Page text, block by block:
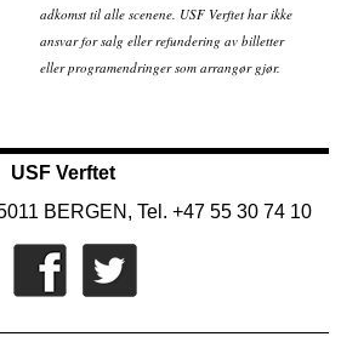
adkomst til alle scenene. USF Verftet har ikke
ansvar for salg eller refundering av billetter
eller programendringer som arrangør gjør.
USF Verftet
BERGEN, Tel. +47 55 30 74 10